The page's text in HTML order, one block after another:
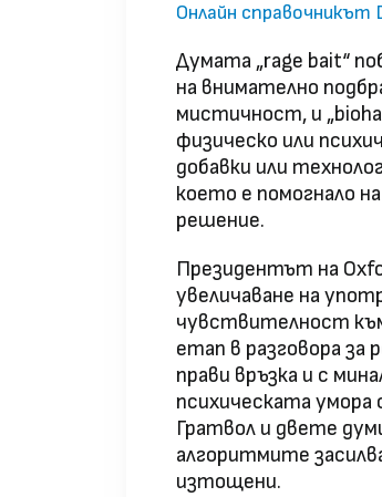
Онлайн справочникът
Думата „rage bait“
на внимателно
мистичност, и
физическо или
добавки или
което е помогнало
решение.
Президентът на
увеличаване на
чувствителност
етап в разговора за
прави връзка и с
психическата
Гратвол и двете
алгоритмите
изтощени.